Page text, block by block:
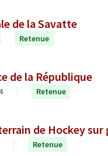
de la Savatte
Retenue
de la République
Retenue
de Hockey sur
Retenue